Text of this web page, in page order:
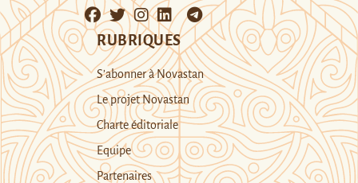
RUBRIQUES
S’abonner à Novastan
Le projet Novastan
Charte éditoriale
Equipe
Partenaires